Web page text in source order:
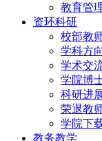
教育管
资环科研
校部教
学科方
学术交
学院博
科研进
荣退教
学院下
教务教学